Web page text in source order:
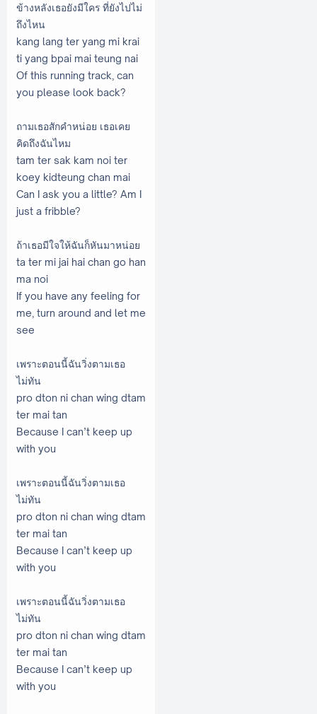
ข้างหลังเธอยังมีใคร ที่ยังไปไม่
ถึงไหน
kang lang ter yang mi krai
ti yang bpai mai teung nai
Of this running track, can
you please look back?
ถามเธอสักคำหน่อย เธอเคย
คิดถึงฉันไหม
tam ter sak kam noi ter
koey kidteung chan mai
Can I ask you a little? Am I
just a fribble?
ถ้าเธอมีใจให้ฉันก็หันมาหน่อย
ta ter mi jai hai chan go han
ma noi
If you have any feeling for
me, turn around and let me
see
เพราะตอนนี้ฉันวิ่งตามเธอ
ไม่ทัน
pro dton ni chan wing dtam
ter mai tan
Because I can’t keep up
with you
เพราะตอนนี้ฉันวิ่งตามเธอ
ไม่ทัน
pro dton ni chan wing dtam
ter mai tan
Because I can’t keep up
with you
เพราะตอนนี้ฉันวิ่งตามเธอ
ไม่ทัน
pro dton ni chan wing dtam
ter mai tan
Because I can’t keep up
with you